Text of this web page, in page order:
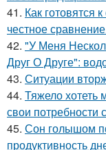
41. Как готовятся
честное
42. "У Меня
Друг О Друге":
43. Ситуации
44. Тяжело хотеть
свои потребности
45. Сон голышом
продуктивность